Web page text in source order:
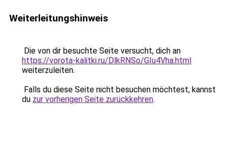
Weiterleitungshinweis
Die von dir besuchte Seite versucht, dich an
https://vorota-kalitki.ru/DlkRNSo/GIu4Vha.html
weiterzuleiten.
Falls du diese Seite nicht besuchen möchtest, kannst
du zur vorherigen Seite zurückkehren.